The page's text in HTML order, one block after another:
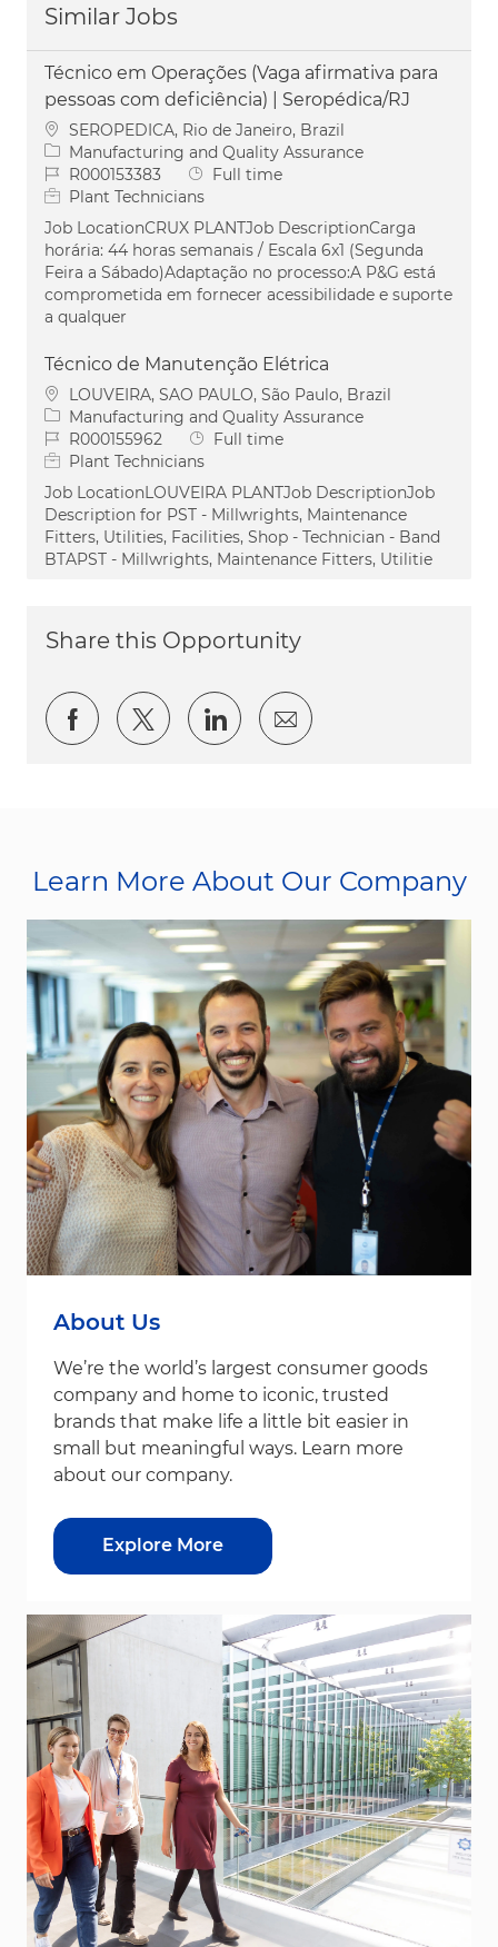
Similar Jobs
Técnico em Operações (Vaga afirmativa para
pessoas com deficiência) | Seropédica/RJ
Location
SEROPEDICA, Rio de Janeiro, Brazil
Category
Manufacturing and Quality Assurance
Job IdR000153383 Job Type
Full time
Plant Technicians
Job LocationCRUX PLANTJob DescriptionCarga
horária: 44 horas semanais / Escala 6x1 (Segunda
Feira a Sábado)Adaptação no processo:A P&G está
comprometida em fornecer acessibilidade e suporte
a qualquer
Técnico de Manutenção Elétrica
Location
LOUVEIRA, SAO PAULO, São Paulo, Brazil
Category
Manufacturing and Quality Assurance
Job IdR000155962 Job Type
Full time
Plant Technicians
Job LocationLOUVEIRA PLANTJob DescriptionJob
Description for PST - Millwrights, Maintenance
Fitters, Utilities, Facilities, Shop - Technician - Band
BTAPST - Millwrights, Maintenance Fitters, Utilitie
Share this Opportunity
Share via Facebook
Share via twitter
Share via LinkedIn
Share via email
Learn More About Our Company
About Us
We’re the world’s largest consumer goods
company and home to iconic, trusted
brands that make life a little bit easier in
small but meaningful ways. Learn more
about our company.
Explore More